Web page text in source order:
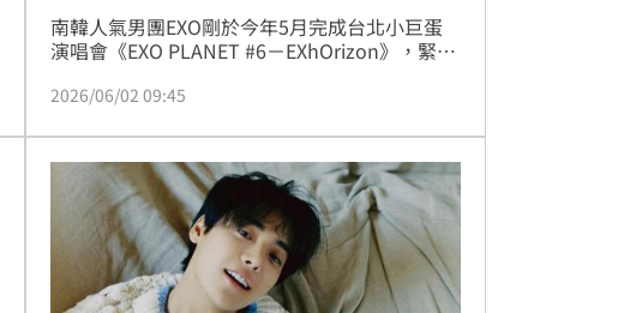
南韓人氣男團EXO剛於今年5月完成台北小巨蛋
演唱會《EXO PLANET #6－EXhOrizon》，緊接
大批EXO-L陷入搶票熱潮。然而就在演唱會前
《REVERXE》線下簽售會，原本讓粉絲們嗨翻，
怎料主辦單位曝光後意外引爆爭議讓網友罵翻。
2026/06/02 09:45